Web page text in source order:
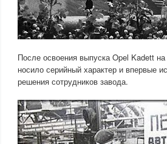
После освоения выпуска Opel Kadett
носило серийный характер и впервые
решения сотрудников завода.